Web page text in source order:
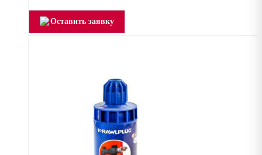
Оставить заявку